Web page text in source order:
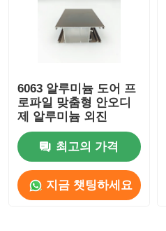
6063 알루미늄 도어 프
로파일 맞춤형 안오디
제 알루미늄 외진
최고의 가격
지금 챗팅하세요